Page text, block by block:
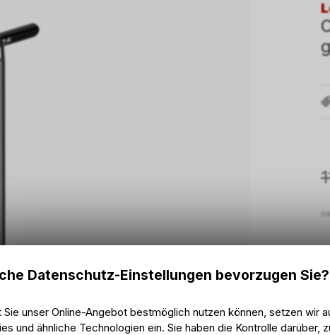
Datenschutz-Einstellungen bevorzugen Sie?
Sie unser Online-Angebot bestmöglich nutzen können, setzen wir
und ähnliche Technologien ein. Sie haben die Kontrolle darüber,